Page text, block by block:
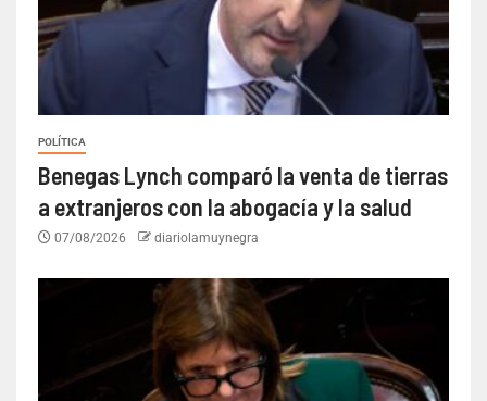
POLÍTICA
Benegas Lynch comparó la venta de tierras
a extranjeros con la abogacía y la salud
07/08/2026 diariolamuynegra